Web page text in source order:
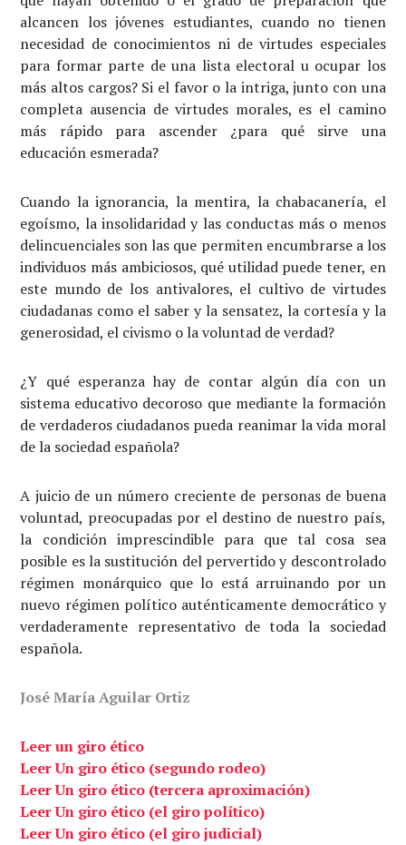
alcancen los jóvenes estudiantes, cuando no tienen
necesidad de conocimientos ni de virtudes especiales
para formar parte de una lista electoral u ocupar los
más altos cargos? Si el favor o la intriga, junto con una
completa ausencia de virtudes morales, es el camino
más rápido para ascender ¿para qué sirve una
educación esmerada?
Cuando la ignorancia, la mentira, la chabacanería, el
egoísmo, la insolidaridad y las conductas más o menos
delincuenciales son las que permiten encumbrarse a los
individuos más ambiciosos, qué utilidad puede tener, en
este mundo de los antivalores, el cultivo de virtudes
ciudadanas como el saber y la sensatez, la cortesía y la
generosidad, el civismo o la voluntad de verdad?
¿Y qué esperanza hay de contar algún día con un
sistema educativo decoroso que mediante la formación
de verdaderos ciudadanos pueda reanimar la vida moral
de la sociedad española?
A juicio de un número creciente de personas de buena
voluntad, preocupadas por el destino de nuestro país,
la condición imprescindible para que tal cosa sea
posible es la sustitución del pervertido y descontrolado
régimen monárquico que lo está arruinando por un
nuevo régimen político auténticamente democrático y
verdaderamente representativo de toda la sociedad
española.
José María Aguilar Ortiz
Leer un giro ético
Leer Un giro ético (segundo rodeo)
Leer Un giro ético (tercera aproximación)
Leer Un giro ético (el giro político)
Leer Un giro ético (el giro judicial)